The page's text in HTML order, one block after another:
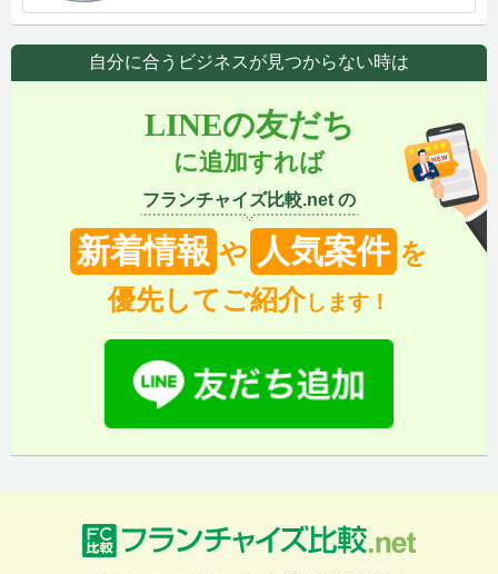
自分に合うビジネスが見つからない時は
LINEの友だち
に追加すれば
フランチャイズ比較.net の
新着情報 や 人気案件 を
優先してご紹介します！